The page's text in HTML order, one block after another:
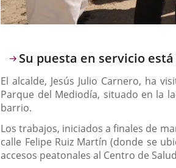
Descripción
Su puesta en servicio
El alcalde, Jesús Julio Carnero, ha
Parque del Mediodía, situado en la
barrio.
Los trabajos, iniciados a finales de
calle Felipe Ruiz Martín (donde se
accesos peatonales al Centro de